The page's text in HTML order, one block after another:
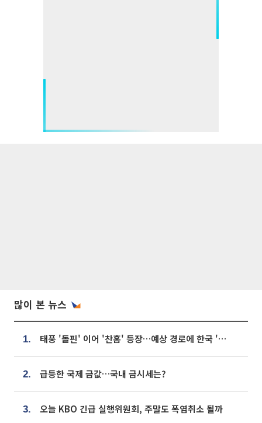
많이 본 뉴스
1. 태풍 '돌핀' 이어 '찬홈' 등장…예상 경로에 한국 '한숨'
2. 급등한 국제 금값…국내 금시세는?
3. 오늘 KBO 긴급 실행위원회, 주말도 폭염취소 될까